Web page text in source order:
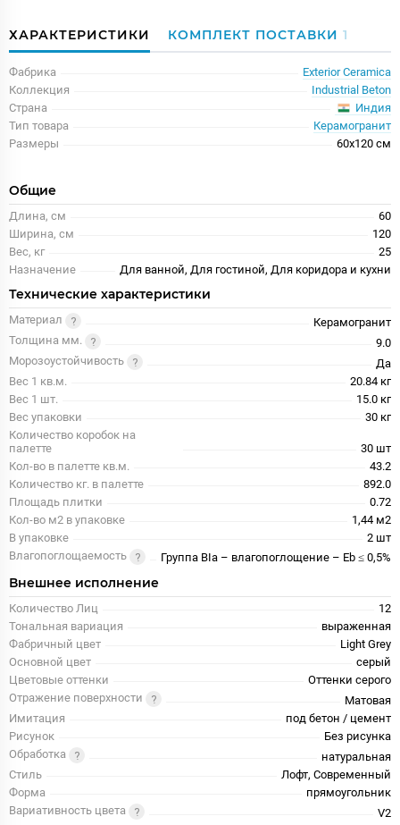
ХАРАКТЕРИСТИКИ КОМПЛЕКТ ПОСТАВКИ 1
Фабрика
Exterior Ceramica
Коллекция
Industrial Beton
Страна
Индия
Тип товара
Керамогранит
Размеры
60x120 см
Общие
Длина, см
60
Ширина, см
120
Вес, кг
25
Назначение
Для ванной, Для гостиной, Для коридора и кухни
Технические характеристики
Материал
Керамогранит
Толщина мм.
9.0
Морозоустойчивость
Да
Вес 1 кв.м.
20.84 кг
Вес 1 шт.
15.0 кг
Вес упаковки
30 кг
Количество коробок на
палетте
30 шт
Кол-во в палетте кв.м.
43.2
Количество кг. в палетте
892.0
Площадь плитки
0.72
Кол-во м2 в упаковке
1,44 м2
В упаковке
2 шт
Влагопоглощаемость
Группа BIa – влагопоглощение – Eb ≤ 0,5%
Внешнее исполнение
Количество Лиц
12
Тональная вариация
выраженная
Фабричный цвет
Light Grey
Основной цвет
серый
Цветовые оттенки
Оттенки серого
Отражение поверхности
Матовая
Имитация
под бетон / цемент
Рисунок
Без рисунка
Обработка
натуральная
Стиль
Лофт, Современный
Форма
прямоугольник
Вариативность цвета
V2